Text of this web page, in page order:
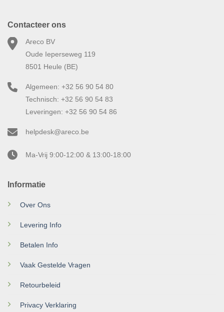
Informatie
Over Ons
Levering Info
Betalen Info
Vaak Gestelde Vragen
Retourbeleid
Privacy Verklaring
Contacteer ons
Areco BV
Oude Ieperseweg 119
8501 Heule (BE)
Algemeen: +32 56 90 54 80
Technisch: +32 56 90 54 83
Leveringen: +32 56 90 54 86
helpdesk@areco.be
Ma-Vrij 9:00-12:00 & 13:00-18:00